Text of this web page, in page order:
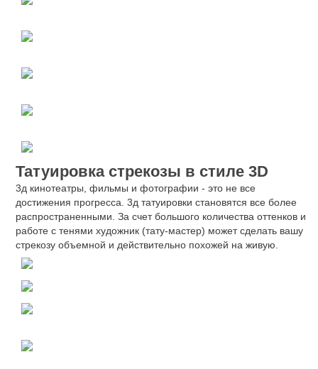
Татуировка стрекозы в стиле 3D
3д кинотеатры, фильмы и фотографии - это не все
достижения прогресса. 3д татуировки становятся все более
распространенными. За счет большого количества оттенков и
работе с тенями художник (тату-мастер) может сделать вашу
стрекозу объемной и действительно похожей на живую.